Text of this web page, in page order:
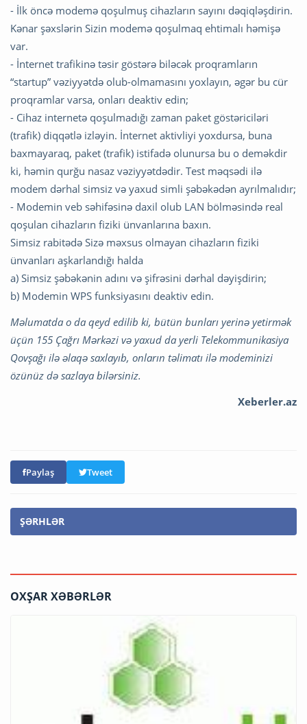
- İlk öncə modemə qoşulmuş cihazların sayını dəqiqləşdirin.
Kənar şəxslərin Sizin modemə qoşulmaq ehtimalı həmişə
var.
- İnternet trafikinə təsir göstərə biləcək proqramların
“startup” vəziyyətdə olub-olmamasını yoxlayın, əgər bu cür
proqramlar varsa, onları deaktiv edin;
- Cihaz internetə qoşulmadığı zaman paket göstəriciləri
(trafik) diqqətlə izləyin. İnternet aktivliyi yoxdursa, buna
baxmayaraq, paket (trafik) istifadə olunursa bu o deməkdir
ki, həmin qurğu nasaz vəziyyətdədir. Test məqsədi ilə
modem dərhal simsiz və yaxud simli şəbəkədən ayrılmalıdır;
- Modemin veb səhifəsinə daxil olub LAN bölməsində real
qoşulan cihazların fiziki ünvanlarına baxın.
Simsiz rabitədə Sizə məxsus olmayan cihazların fiziki
ünvanları aşkarlandığı halda
a) Simsiz şəbəkənin adını və şifrəsini dərhal dəyişdirin;
b) Modemin WPS funksiyasını deaktiv edin.
Məlumatda o da qeyd edilib ki, bütün bunları yerinə yetirmək
üçün 155 Çağrı Mərkəzi və yaxud da yerli Telekommunikasiya
Qovşağı ilə əlaqə saxlayıb, onların təlimatı ilə modeminizi
özünüz də sazlaya bilərsiniz.
Xeberler.az
Paylaş Tweet
ŞƏRHLƏR
OXŞAR XƏBƏRLƏR